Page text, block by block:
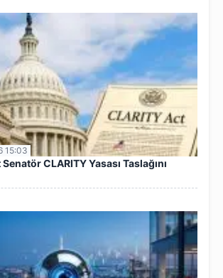
15:03
CLARITY Yasası Taslağını